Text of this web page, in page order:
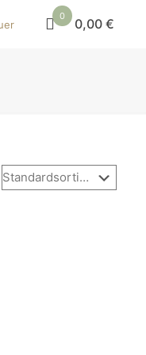
0 0,00 €